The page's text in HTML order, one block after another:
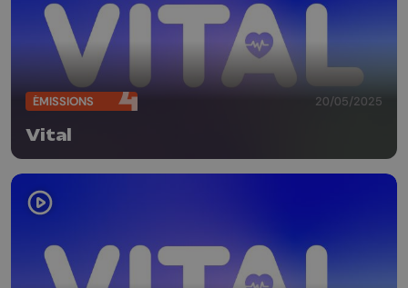
ÉMISSIONS 20/05/2025
Vital